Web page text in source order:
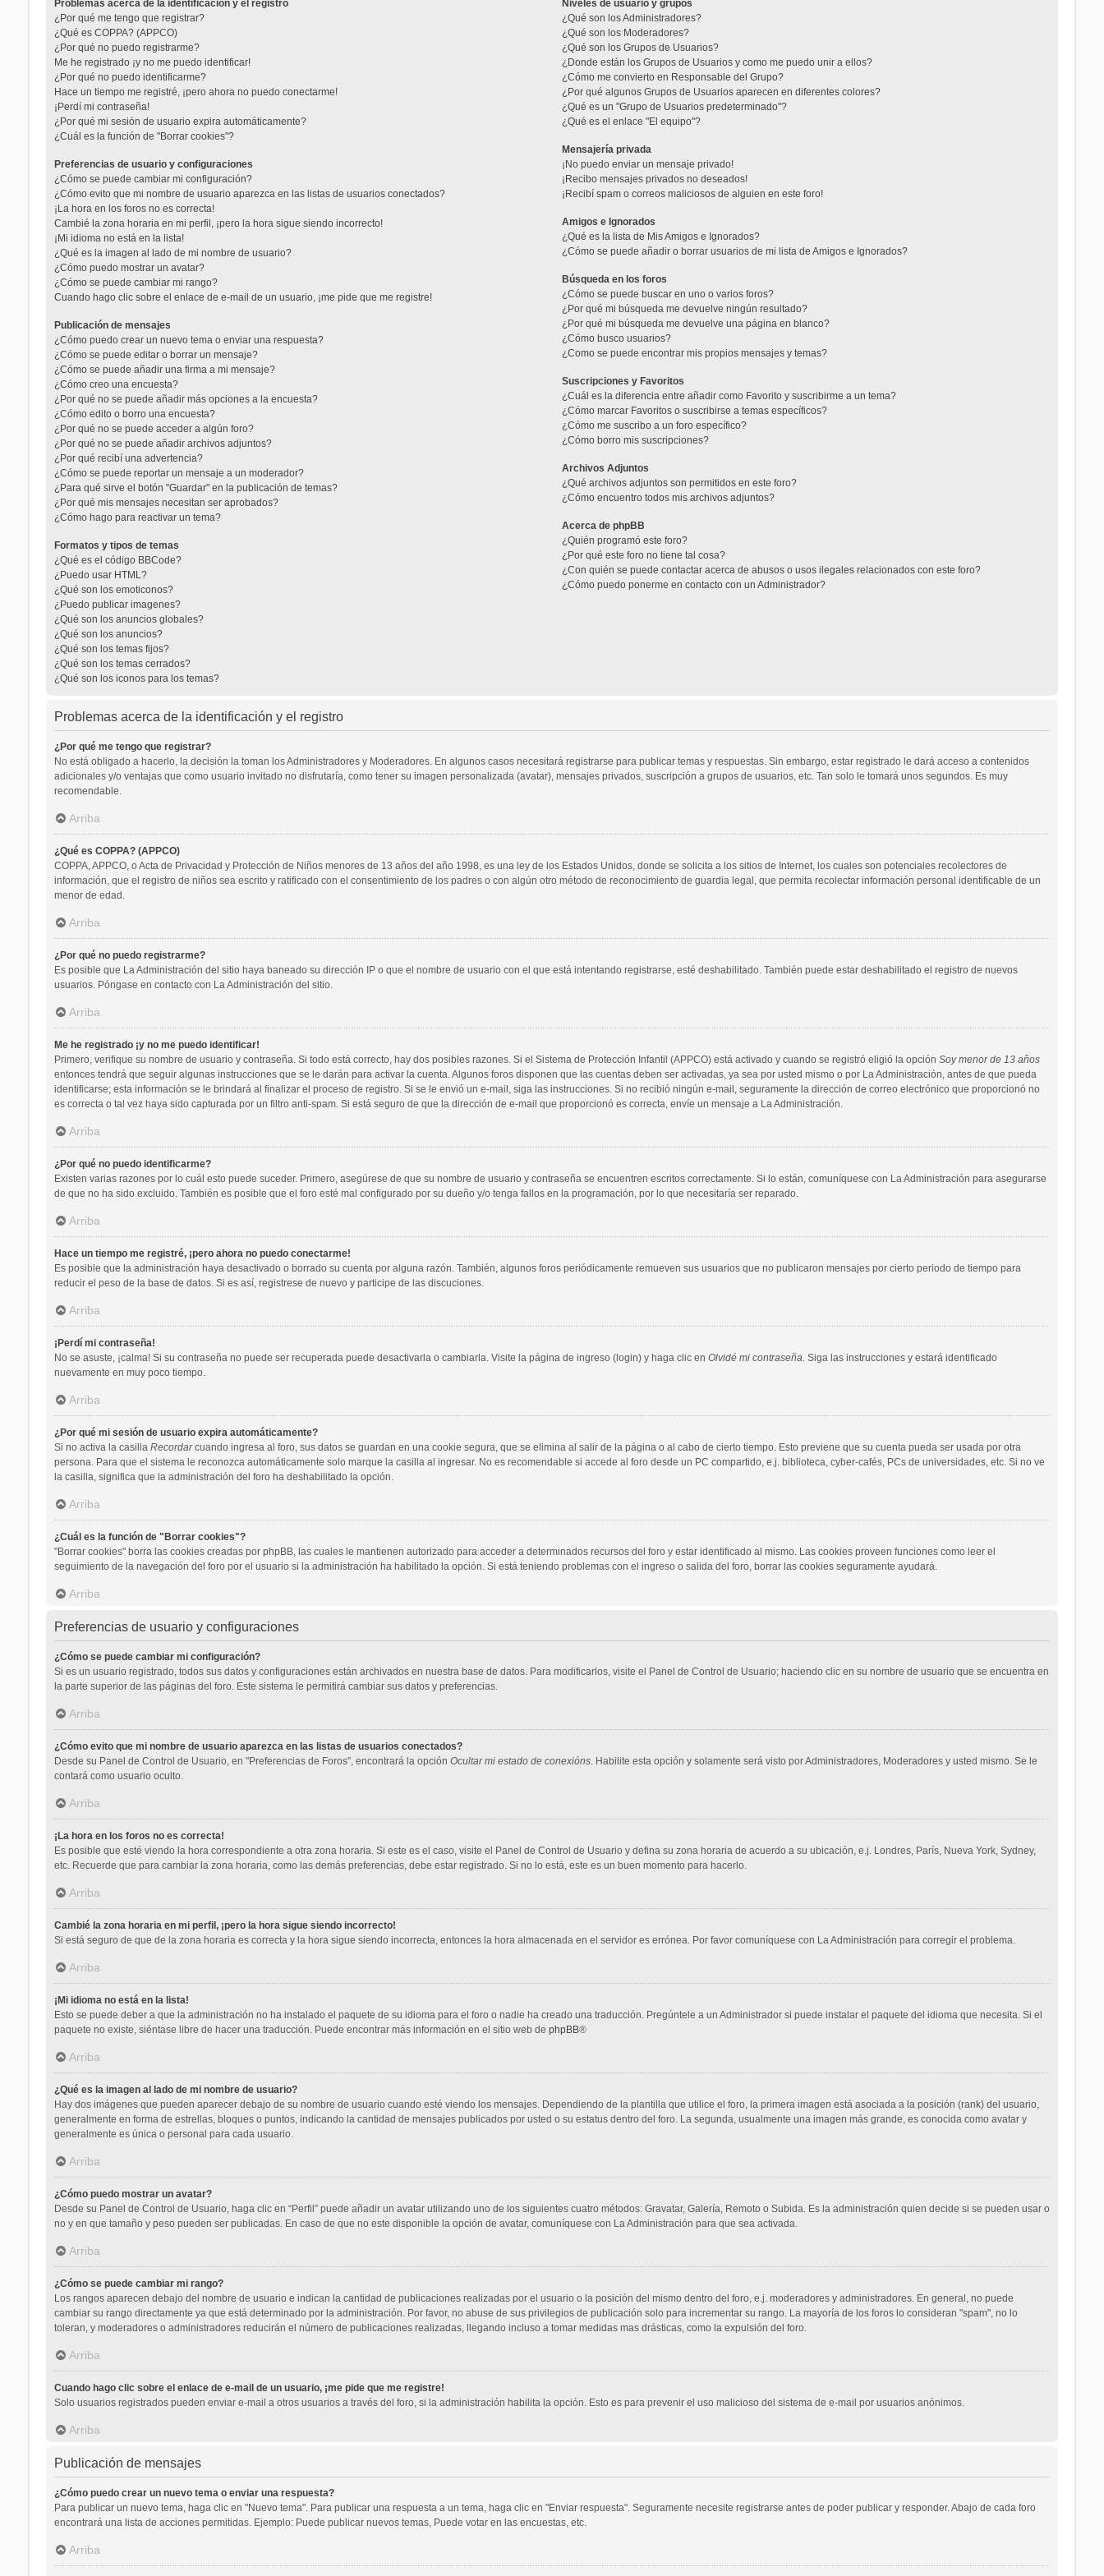
Problemas acerca de la identificación y el registro
¿Por qué me tengo que registrar?
¿Qué es COPPA? (APPCO)
¿Por qué no puedo registrarme?
Me he registrado ¡y no me puedo identificar!
¿Por qué no puedo identificarme?
Hace un tiempo me registré, ¡pero ahora no puedo conectarme!
¡Perdí mi contraseña!
¿Por qué mi sesión de usuario expira automáticamente?
¿Cuál es la función de "Borrar cookies"?
Preferencias de usuario y configuraciones
¿Cómo se puede cambiar mi configuración?
¿Cómo evito que mi nombre de usuario aparezca en las listas de usuarios conectados?
¡La hora en los foros no es correcta!
Cambié la zona horaria en mi perfil, ¡pero la hora sigue siendo incorrecto!
¡Mi idioma no está en la lista!
¿Qué es la imagen al lado de mi nombre de usuario?
¿Cómo puedo mostrar un avatar?
¿Cómo se puede cambiar mi rango?
Cuando hago clic sobre el enlace de e-mail de un usuario, ¡me pide que me registre!
Publicación de mensajes
¿Cómo puedo crear un nuevo tema o enviar una respuesta?
¿Cómo se puede editar o borrar un mensaje?
¿Cómo se puede añadir una firma a mi mensaje?
¿Cómo creo una encuesta?
¿Por qué no se puede añadir más opciones a la encuesta?
¿Cómo edito o borro una encuesta?
¿Por qué no se puede acceder a algún foro?
¿Por qué no se puede añadir archivos adjuntos?
¿Por qué recibí una advertencia?
¿Cómo se puede reportar un mensaje a un moderador?
¿Para qué sirve el botón "Guardar" en la publicación de temas?
¿Por qué mis mensajes necesitan ser aprobados?
¿Cómo hago para reactivar un tema?
Formatos y tipos de temas
¿Qué es el código BBCode?
¿Puedo usar HTML?
¿Qué son los emoticonos?
¿Puedo publicar imagenes?
¿Qué son los anuncios globales?
¿Qué son los anuncios?
¿Qué son los temas fijos?
¿Qué son los temas cerrados?
¿Qué son los iconos para los temas?
Niveles de usuario y grupos
¿Qué son los Administradores?
¿Qué son los Moderadores?
¿Qué son los Grupos de Usuarios?
¿Donde están los Grupos de Usuarios y como me puedo unir a ellos?
¿Cómo me convierto en Responsable del Grupo?
¿Por qué algunos Grupos de Usuarios aparecen en diferentes colores?
¿Qué es un "Grupo de Usuarios predeterminado"?
¿Qué es el enlace "El equipo"?
Mensajería privada
¡No puedo enviar un mensaje privado!
¡Recibo mensajes privados no deseados!
¡Recibí spam o correos maliciosos de alguien en este foro!
Amigos e Ignorados
¿Qué es la lista de Mis Amigos e Ignorados?
¿Cómo se puede añadir o borrar usuarios de mi lista de Amigos e Ignorados?
Búsqueda en los foros
¿Cómo se puede buscar en uno o varios foros?
¿Por qué mi búsqueda me devuelve ningún resultado?
¿Por qué mi búsqueda me devuelve una página en blanco?
¿Cómo busco usuarios?
¿Como se puede encontrar mis propios mensajes y temas?
Suscripciones y Favoritos
¿Cuál es la diferencia entre añadir como Favorito y suscribirme a un tema?
¿Cómo marcar Favoritos o suscribirse a temas específicos?
¿Cómo me suscribo a un foro específico?
¿Cómo borro mis suscripciones?
Archivos Adjuntos
¿Qué archivos adjuntos son permitidos en este foro?
¿Cómo encuentro todos mis archivos adjuntos?
Acerca de phpBB
¿Quién programó este foro?
¿Por qué este foro no tiene tal cosa?
¿Con quién se puede contactar acerca de abusos o usos ilegales relacionados con este foro?
¿Cómo puedo ponerme en contacto con un Administrador?
Problemas acerca de la identificación y el registro
¿Por qué me tengo que registrar?
No está obligado a hacerlo, la decisión la toman los Administradores y Moderadores. En algunos casos necesitará registrarse para publicar temas y respuestas. Sin embargo, estar registrado le dará acceso a contenidos
adicionales y/o ventajas que como usuario invitado no disfrutaría, como tener su imagen personalizada (avatar), mensajes privados, suscripción a grupos de usuarios, etc. Tan solo le tomará unos segundos. Es muy
recomendable.
Arriba
¿Qué es COPPA? (APPCO)
COPPA, APPCO, o Acta de Privacidad y Protección de Niños menores de 13 años del año 1998, es una ley de los Estados Unidos, donde se solicita a los sitios de Internet, los cuales son potenciales recolectores de
información, que el registro de niños sea escrito y ratificado con el consentimiento de los padres o con algún otro método de reconocimiento de guardia legal, que permita recolectar información personal identificable de un
menor de edad.
Arriba
¿Por qué no puedo registrarme?
Es posible que La Administración del sitio haya baneado su dirección IP o que el nombre de usuario con el que está intentando registrarse, esté deshabilitado. También puede estar deshabilitado el registro de nuevos
usuarios. Póngase en contacto con La Administración del sitio.
Arriba
Me he registrado ¡y no me puedo identificar!
Primero, verifique su nombre de usuario y contraseña. Si todo está correcto, hay dos posibles razones. Si el Sistema de Protección Infantil (APPCO) está activado y cuando se registró eligió la opción Soy menor de 13 años
entonces tendrá que seguir algunas instrucciones que se le darán para activar la cuenta. Algunos foros disponen que las cuentas deben ser activadas, ya sea por usted mismo o por La Administración, antes de que pueda
identificarse; esta información se le brindará al finalizar el proceso de registro. Si se le envió un e-mail, siga las instrucciones. Si no recibió ningún e-mail, seguramente la dirección de correo electrónico que proporcionó no
es correcta o tal vez haya sido capturada por un filtro anti-spam. Si está seguro de que la dirección de e-mail que proporcionó es correcta, envíe un mensaje a La Administración.
Arriba
¿Por qué no puedo identificarme?
Existen varias razones por lo cuál esto puede suceder. Primero, asegúrese de que su nombre de usuario y contraseña se encuentren escritos correctamente. Si lo están, comuníquese con La Administración para asegurarse
de que no ha sido excluido. También es posible que el foro esté mal configurado por su dueño y/o tenga fallos en la programación, por lo que necesitaría ser reparado.
Arriba
Hace un tiempo me registré, ¡pero ahora no puedo conectarme!
Es posible que la administración haya desactivado o borrado su cuenta por alguna razón. También, algunos foros periódicamente remueven sus usuarios que no publicaron mensajes por cierto periodo de tiempo para
reducir el peso de la base de datos. Si es así, registrese de nuevo y participe de las discuciones.
Arriba
¡Perdí mi contraseña!
No se asuste, ¡calma! Si su contraseña no puede ser recuperada puede desactivarla o cambiarla. Visite la página de ingreso (login) y haga clic en Olvidé mi contraseña. Siga las instrucciones y estará identificado
nuevamente en muy poco tiempo.
Arriba
¿Por qué mi sesión de usuario expira automáticamente?
Si no activa la casilla Recordarcuando ingresa al foro, sus datos se guardan en una cookie segura, que se elimina al salir de la página o al cabo de cierto tiempo. Esto previene que su cuenta pueda ser usada por otra
persona. Para que el sistema le reconozca automáticamente solo marque la casilla al ingresar. No es recomendable si accede al foro desde un PC compartido, e.j. biblioteca, cyber-cafés, PCs de universidades, etc. Si no ve
la casilla, significa que la administración del foro ha deshabilitado la opción.
Arriba
¿Cuál es la función de "Borrar cookies"?
"Borrar cookies" borra las cookies creadas por phpBB, las cuales le mantienen autorizado para acceder a determinados recursos del foro y estar identificado al mismo. Las cookies proveen funciones como leer el
seguimiento de la navegación del foro por el usuario si la administración ha habilitado la opción. Si está teniendo problemas con el ingreso o salida del foro, borrar las cookies seguramente ayudará.
Arriba
Preferencias de usuario y configuraciones
¿Cómo se puede cambiar mi configuración?
Si es un usuario registrado, todos sus datos y configuraciones están archivados en nuestra base de datos. Para modificarlos, visite el Panel de Control de Usuario; haciendo clic en su nombre de usuario que se encuentra en
la parte superior de las páginas del foro. Este sistema le permitirá cambiar sus datos y preferencias.
Arriba
¿Cómo evito que mi nombre de usuario aparezca en las listas de usuarios conectados?
Desde su Panel de Control de Usuario, en "Preferencias de Foros", encontrará la opción Ocultar mi estado de conexións. Habilite esta opción y solamente será visto por Administradores, Moderadores y usted mismo. Se le
contará como usuario oculto.
Arriba
¡La hora en los foros no es correcta!
Es posible que esté viendo la hora correspondiente a otra zona horaria. Si este es el caso, visite el Panel de Control de Usuario y defina su zona horaria de acuerdo a su ubicación, e.j. Londres, París, Nueva York, Sydney,
etc. Recuerde que para cambiar la zona horaria, como las demás preferencias, debe estar registrado. Si no lo está, este es un buen momento para hacerlo.
Arriba
Cambié la zona horaria en mi perfil, ¡pero la hora sigue siendo incorrecto!
Si está seguro de que de la zona horaria es correcta y la hora sigue siendo incorrecta, entonces la hora almacenada en el servidor es errónea. Por favor comuníquese con La Administración para corregir el problema.
Arriba
¡Mi idioma no está en la lista!
Esto se puede deber a que la administración no ha instalado el paquete de su idioma para el foro o nadie ha creado una traducción. Pregúntele a un Administrador si puede instalar el paquete del idioma que necesita. Si el
paquete no existe, siéntase libre de hacer una traducción. Puede encontrar más información en el sitio web de phpBB®
Arriba
¿Qué es la imagen al lado de mi nombre de usuario?
Hay dos imágenes que pueden aparecer debajo de su nombre de usuario cuando esté viendo los mensajes. Dependiendo de la plantilla que utilice el foro, la primera imagen está asociada a la posición (rank) del usuario,
generalmente en forma de estrellas, bloques o puntos, indicando la cantidad de mensajes publicados por usted o su estatus dentro del foro. La segunda, usualmente una imagen más grande, es conocida como avatar y
generalmente es única o personal para cada usuario.
Arriba
¿Cómo puedo mostrar un avatar?
Desde su Panel de Control de Usuario, haga clic en “Perfil” puede añadir un avatar utilizando uno de los siguientes cuatro métodos: Gravatar, Galería, Remoto o Subida. Es la administración quien decide si se pueden usar o
no y en que tamaño y peso pueden ser publicadas. En caso de que no este disponible la opción de avatar, comuníquese con La Administración para que sea activada.
Arriba
¿Cómo se puede cambiar mi rango?
Los rangos aparecen debajo del nombre de usuario e indican la cantidad de publicaciones realizadas por el usuario o la posición del mismo dentro del foro, e.j. moderadores y administradores. En general, no puede
cambiar su rango directamente ya que está determinado por la administración. Por favor, no abuse de sus privilegios de publicación solo para incrementar su rango. La mayoría de los foros lo consideran "spam", no lo
toleran, y moderadores o administradores reducirán el número de publicaciones realizadas, llegando incluso a tomar medidas mas drásticas, como la expulsión del foro.
Arriba
Cuando hago clic sobre el enlace de e-mail de un usuario, ¡me pide que me registre!
Solo usuarios registrados pueden enviar e-mail a otros usuarios a través del foro, si la administración habilita la opción. Esto es para prevenir el uso malicioso del sistema de e-mail por usuarios anónimos.
Arriba
Publicación de mensajes
¿Cómo puedo crear un nuevo tema o enviar una respuesta?
Para publicar un nuevo tema, haga clic en "Nuevo tema". Para publicar una respuesta a un tema, haga clic en "Enviar respuesta". Seguramente necesite registrarse antes de poder publicar y responder. Abajo de cada foro
encontrará una lista de acciones permitidas. Ejemplo: Puede publicar nuevos temas, Puede votar en las encuestas, etc.
Arriba